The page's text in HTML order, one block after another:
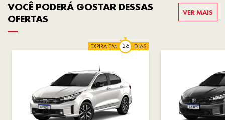
VOCÊ PODERÁ GOSTAR DESSAS
OFERTAS
VER MAIS
EXPIRA EM DIAS